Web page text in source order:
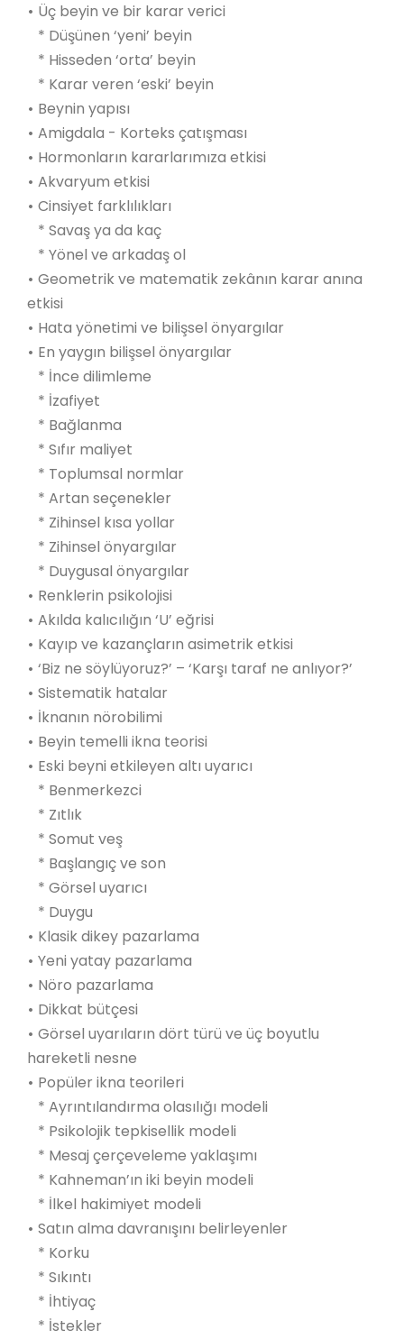
• Üç beyin ve bir karar verici
* Düşünen ‘yeni’ beyin
* Hisseden ‘orta’ beyin
* Karar veren ‘eski’ beyin
• Beynin yapısı
• Amigdala - Korteks çatışması
• Hormonların kararlarımıza etkisi
• Akvaryum etkisi
• Cinsiyet farklılıkları
* Savaş ya da kaç
* Yönel ve arkadaş ol
• Geometrik ve matematik zekânın karar anına
etkisi
• Hata yönetimi ve bilişsel önyargılar
• En yaygın bilişsel önyargılar
* İnce dilimleme
* İzafiyet
* Bağlanma
* Sıfır maliyet
* Toplumsal normlar
* Artan seçenekler
* Zihinsel kısa yollar
* Zihinsel önyargılar
* Duygusal önyargılar
• Renklerin psikolojisi
• Akılda kalıcılığın ‘U’ eğrisi
• Kayıp ve kazançların asimetrik etkisi
• ‘Biz ne söylüyoruz?’ – ‘Karşı taraf ne anlıyor?’
• Sistematik hatalar
• İknanın nörobilimi
• Beyin temelli ikna teorisi
• Eski beyni etkileyen altı uyarıcı
* Benmerkezci
* Zıtlık
* Somut veş
* Başlangıç ve son
* Görsel uyarıcı
* Duygu
• Klasik dikey pazarlama
• Yeni yatay pazarlama
• Nöro pazarlama
• Dikkat bütçesi
• Görsel uyarıların dört türü ve üç boyutlu
hareketli nesne
• Popüler ikna teorileri
* Ayrıntılandırma olasılığı modeli
* Psikolojik tepkisellik modeli
* Mesaj çerçeveleme yaklaşımı
* Kahneman’ın iki beyin modeli
* İlkel hakimiyet modeli
• Satın alma davranışını belirleyenler
* Korku
* Sıkıntı
* İhtiyaç
* İstekler